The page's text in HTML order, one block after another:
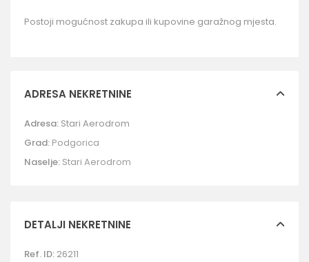
Postoji mogućnost zakupa ili kupovine garažnog mjesta.
ADRESA NEKRETNINE
Adresa: Stari Aerodrom
Grad: Podgorica
Naselje: Stari Aerodrom
DETALJI NEKRETNINE
Ref. ID: 26211